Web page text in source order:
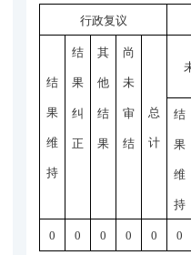
行政复议
结
果
维
持
结
果
其
他
尚
未
总
计
纠
正
结
果
审
结
结
果
维
持
0 0 0 0 0 0